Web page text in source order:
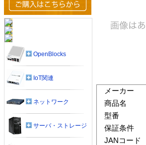
メーカー
商品名
型番
保証条件
JANコード
OpenBlocks
IoT関連
ネットワーク
サーバ・ストレージ